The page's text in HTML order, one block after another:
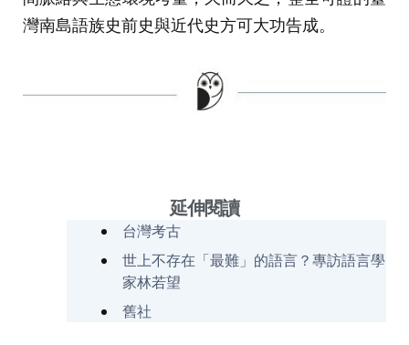
灣南島語族史前史與近代史方可大功告成。
延伸閱讀
台灣考古
世上不存在「最難」的語言？專訪語言學
家林若望
舊社